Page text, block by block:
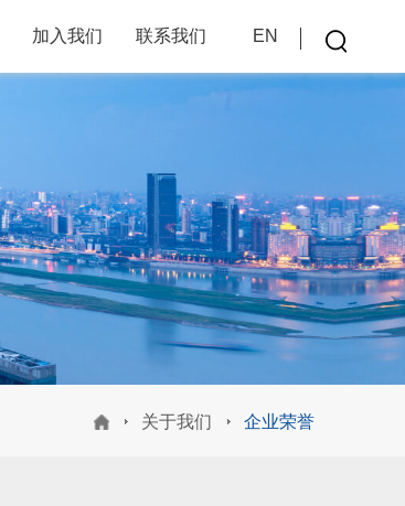
EN
加入我们 联系我们
关于我们 企业荣誉